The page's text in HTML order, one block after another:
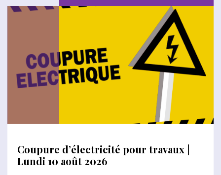
Coupure d’électricité pour travaux |
Lundi 10 août 2026